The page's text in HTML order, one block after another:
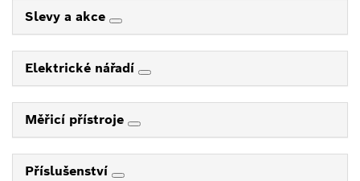
Slevy a akce
Elektrické nářadí
Měřicí přístroje
Příslušenství